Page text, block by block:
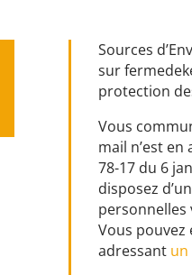
Sources
sur
protection
Vous
mail n’est
78-17 du 6
disposez
personnelles
Vous
adressant un